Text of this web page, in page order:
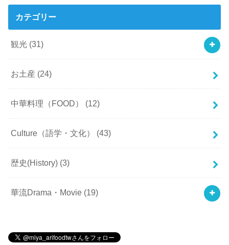
カテゴリー
観光 (31)
お土産 (24)
中華料理（FOOD） (12)
Culture（語学・文化） (43)
歴史(History) (3)
華流Drama・Movie (19)